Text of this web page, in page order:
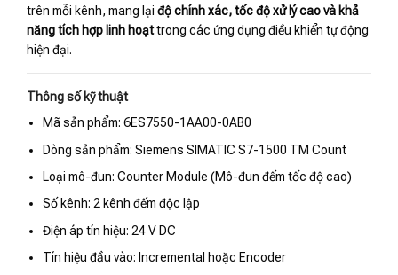
trên mỗi kênh, mang lại độ chính xác, tốc độ xử lý cao và khả
năng tích hợp linh hoạttrong các ứng dụng điều khiển tự động
hiện đại.
Thông số kỹ thuật
Mã sản phẩm: 6ES7550-1AA00-0AB0
Dòng sản phẩm: Siemens SIMATIC S7-1500 TM Count
Loại mô-đun: Counter Module (Mô-đun đếm tốc độ cao)
Số kênh: 2 kênh đếm độc lập
Điện áp tín hiệu: 24 V DC
Tín hiệu đầu vào: Incremental hoặc Encoder